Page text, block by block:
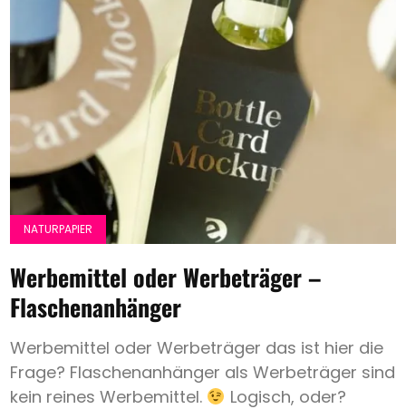
NATURPAPIER
Werbemittel oder Werbeträger –
Flaschenanhänger
Werbemittel oder Werbeträger das ist hier die
Frage? Flaschenanhänger als Werbeträger sind
kein reines Werbemittel.
Logisch, oder?